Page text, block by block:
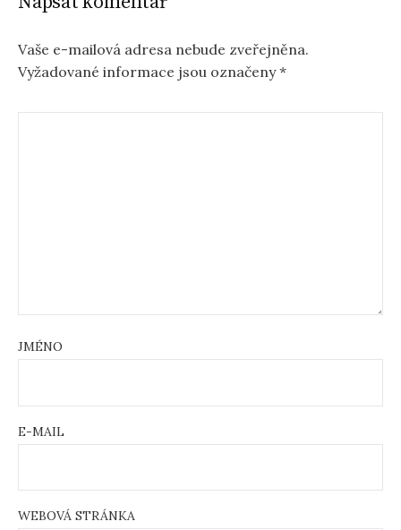
Vaše e-mailová adresa nebude zveřejněna.
Vyžadované informace jsou označeny*
JMÉNO
E-MAIL
WEBOVÁ STRÁNKA